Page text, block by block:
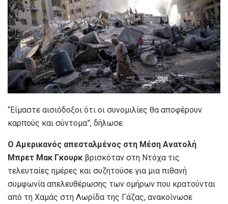
“Είμαστε αισιόδοξοι ότι οι συνομιλίες θα αποφέρουν
καρπούς και σύντομα”, δήλωσε.
Ο Αμερικανός απεσταλμένος στη Μέση Ανατολή
Μπρετ Μακ Γκουρκ βρισκόταν στη Ντόχα τις
τελευταίες ημέρες και συζητούσε για μια πιθανή
συμφωνία απελευθέρωσης των ομήρων που κρατούνται
από τη Χαμάς στη Λωρίδα της Γάζας, ανακοίνωσε